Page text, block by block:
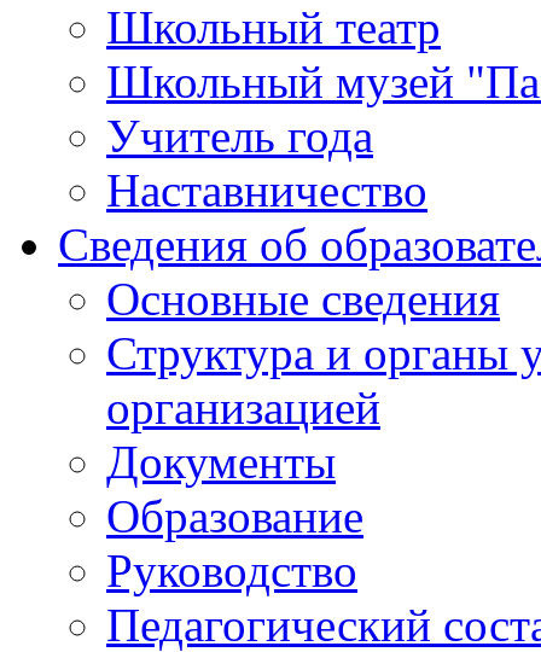
Школьный театр
Школьный музей
Учитель года
Наставничество
Сведения об
Основные сведения
Структура и органы
организацией
Документы
Образование
Руководство
Педагогический